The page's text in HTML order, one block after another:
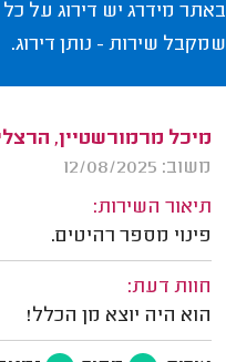
באתר מידרג יש דירוג על
שמקבל שירות - נותן דירוג.
מיכל מרמורשטיין,
משוב: 12/08/2025
תיאור השירות:
פינוי מספר רהיטים.
חוות דעת:
הוא היה יוצא מן הכלל!